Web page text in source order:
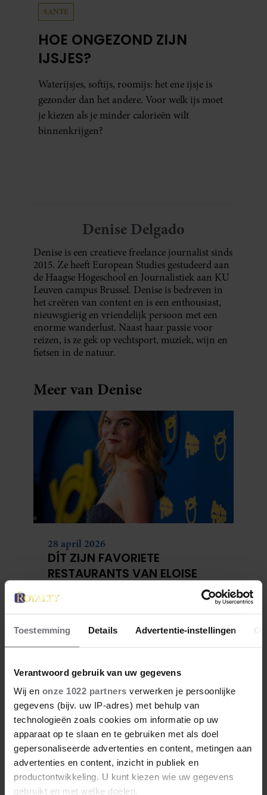
Toestemming Details Advertentie-instellingen
Verantwoord gebruik van uw gegevens
Wij en onze 1022 partners verwerken je persoonlijke
gegevens (bijv. uw IP-adres) met behulp van
technologieën zoals cookies om informatie op uw
apparaat op te slaan en te gebruiken met als doel
gepersonaliseerde advertenties en content, metingen aan
advertenties en content, inzicht in publiek en
productontwikkeling. U kunt kiezen wie uw gegevens
gebruikt en met welke doelen.
SANTE
HOE ONGEZOND ZIJN
IJSJES?
Waterijsjes, softijs, roomijs: het ene ijsje is
gezonder dan het andere. Voor welk ijs moet
je kiezen als je minder calorieën wilt
binnenkrijgen?
Denise Delgado
Denise is een creatieve freelance journalist sinds
2015. Ze heeft European Studies gestudeerd aan
de Haagse Hogeschool en Journalistiek aan KU
Leuven campus Brussel. Denise is bedreven in
het creëren van content en is een enthousiast,
nieuwsgierig en vriendelijk persoon met een
enorme wanderlust. Naast haar passie voor
reizen, is ze gek op vechtsport, muziek, wijn en
fietsen in de natuur.
Meer van Denise
28 april 2026
DÍT ZIJN FAVORIETE
RESTAURANTS VAN ELOISE
27 april 2026
KONING WILLEM-ALEXANDER
JARIG: ZIJN MOOISTE